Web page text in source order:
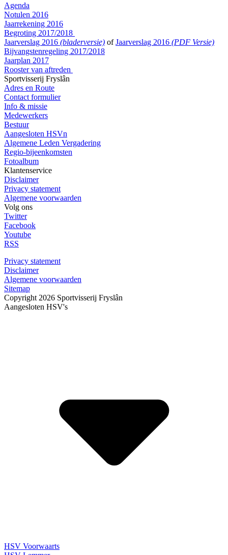
Agenda
Notulen 2016
Jaarrekening 2016
Begroting 2017/2018
Jaarverslag 2016 (bladerversie) ofJaarverslag 2016 (PDF Versie)
Bijvangstenregeling 2017/2018
Jaarplan 2017
Rooster van aftreden
Sportvisserij Fryslân
Adres en Route
Contact formulier
Info & missie
Medewerkers
Bestuur
Aangesloten HSVn
Algemene Leden Vergadering
Regio-bijeenkomsten
Fotoalbum
Klantenservice
Disclaimer
Privacy statement
Algemene voorwaarden
Volg ons
Twitter
Facebook
Youtube
RSS
Privacy statement
Disclaimer
Algemene voorwaarden
Sitemap
Copyright 2026 Sportvisserij Fryslân
Aangesloten HSV's
HSV Voorwaarts